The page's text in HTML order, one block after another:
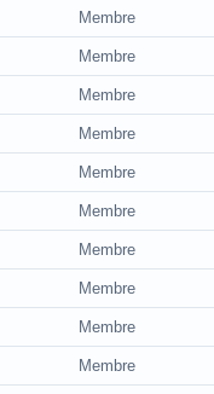
Membre
Membre
Membre
Membre
Membre
Membre
Membre
Membre
Membre
Membre